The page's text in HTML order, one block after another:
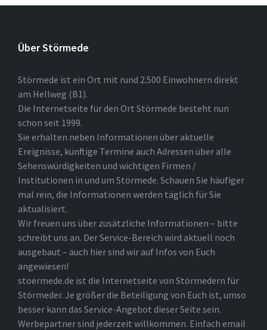
Über Störmede
Störmede ist ein Ort mit rund 2.500 Einwohnern direkt
am Hellweg (B1).
Die Internetseite für den Ort Störmede besteht nun
schon seit 1999.
Sie erhalten neben Informationen über aktuelle
Ereignisse, künftige Termine auch Adressen über alle
Sehenswürdigkeiten und wichtigen Firmen /
Institutionen in und um Störmede. Schauen Sie häufiger
mal rein, die Informationen werden täglich für Sie
aktualisiert.
Wir freuen uns über zusätzliche Informationen – bitte
schreibt uns an. Der Service-Bereich wird aktuell noch
ausgebaut – auch hier sind wir auf Infos von Euch
angewiesen!
stoermede.de ist die Internetseite von Störmedern für
Störmeder. Je größer die Beteiligung von Euch ist, umso
besser kann das Service-Angebot dieser Seite sein.
Werbepartner sind jederzeit willkommen. Einfach email